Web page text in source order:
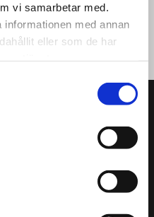
vi samarbetar med.
med annan
eller som de har
till svårigheter att få hyra
få nya lån. ”För stöd, vänd